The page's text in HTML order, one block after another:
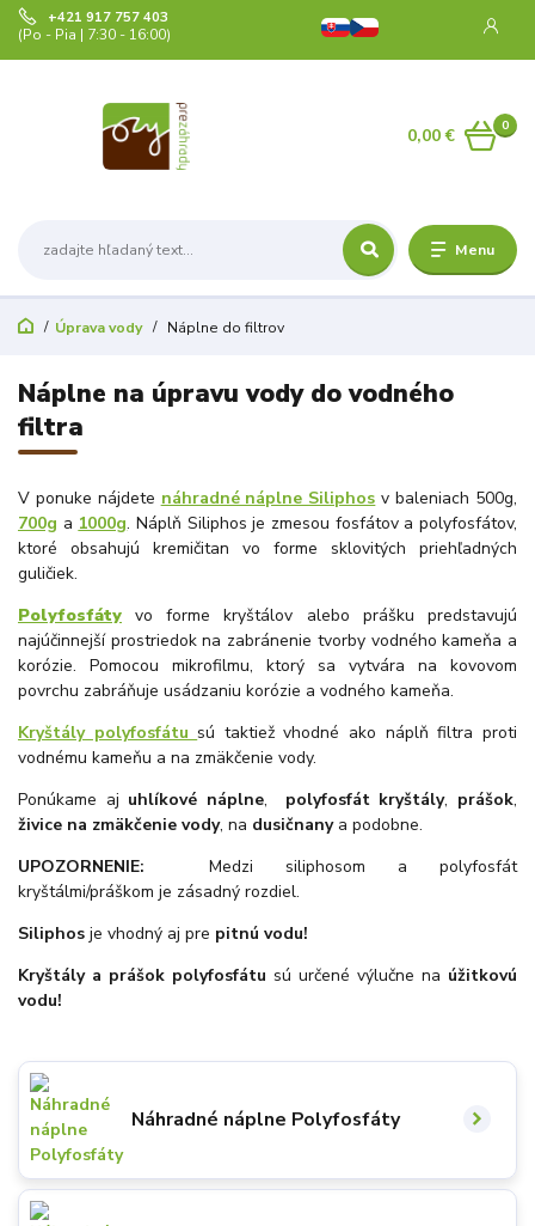
Menu
+421 917 757 403
(Po - Pia | 7:30 - 16:00)
0
0,00 €
Úprava vody Náplne do filtrov
Náplne na úpravu vody do vodného
filtra
V ponuke nájdete náhradné náplne Siliphos v baleniach 500g,
700g a 1000g. Náplň Siliphos je zmesou fosfátov a polyfosfátov,
ktoré obsahujú kremičitan vo forme sklovitých priehľadných
guličiek.
Polyfosfáty vo forme kryštálov alebo prášku predstavujú
najúčinnejší prostriedok na zabránenie tvorby vodného kameňa a
korózie. Pomocou mikrofilmu, ktorý sa vytvára na kovovom
povrchu zabráňuje usádzaniu korózie a vodného kameňa.
Kryštály polyfosfátusú taktiež vhodné ako náplň filtra proti
vodnému kameňu a na zmäkčenie vody.
Ponúkame aj uhlíkové náplne, polyfosfát kryštály, prášok,
živice na zmäkčenie vody, na dusičnanya podobne.
UPOZORNENIE: Medzi siliphosom a polyfosfát
kryštálmi/práškom je zásadný rozdiel.
Siliphos je vhodný aj pre pitnú vodu!
Kryštály a prášok polyfosfátu sú určené výlučne na úžitkovú
vodu!
Náhradné náplne Polyfosfáty